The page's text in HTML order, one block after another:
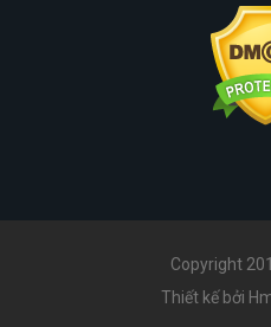
Copyright
Thiết kế bởi